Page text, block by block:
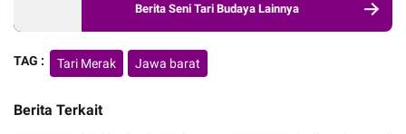
Berita Seni Tari Budaya Lainnya
TAG : Tari Merak Jawa barat
Berita Terkait